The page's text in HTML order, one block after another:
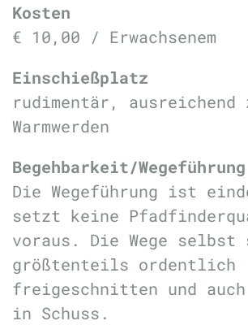
Kosten
€ 10,00 / Erwachsenem
Einschießplatz
rudimentär, ausreichend
Warmwerden
Begehbarkeit/Wegeführung
Die Wegeführung ist
setzt keine
voraus. Die Wege selbst
größtenteils ordentlich
freigeschnitten und
in Schuss.